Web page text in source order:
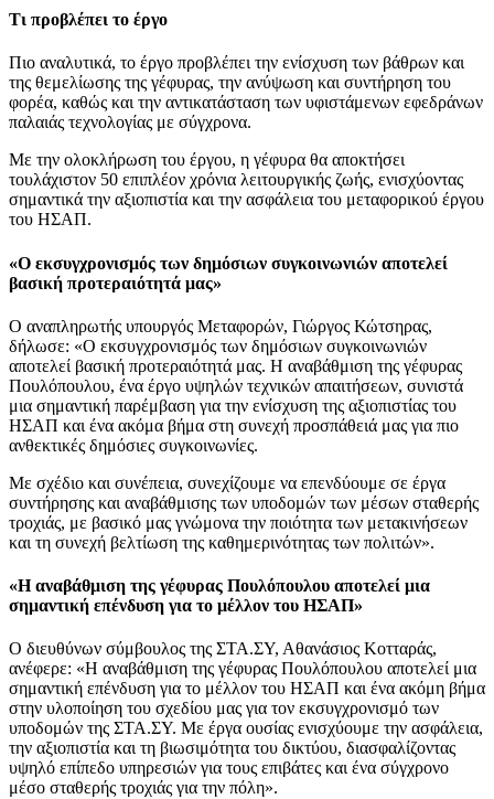
Τι προβλέπει το έργο
Πιο αναλυτικά, το έργο προβλέπει την ενίσχυση των βάθρων και
της θεμελίωσης της γέφυρας, την ανύψωση και συντήρηση του
φορέα, καθώς και την αντικατάσταση των υφιστάμενων εφεδράνων
παλαιάς τεχνολογίας με σύγχρονα.
Με την ολοκλήρωση του έργου, η γέφυρα θα αποκτήσει
τουλάχιστον 50 επιπλέον χρόνια λειτουργικής ζωής, ενισχύοντας
σημαντικά την αξιοπιστία και την ασφάλεια του μεταφορικού έργου
του ΗΣΑΠ.
«Ο εκσυγχρονισμός των δημόσιων συγκοινωνιών αποτελεί
βασική προτεραιότητά μας»
Ο αναπληρωτής υπουργός Μεταφορών, Γιώργος Κώτσηρας,
δήλωσε: «Ο εκσυγχρονισμός των δημόσιων συγκοινωνιών
αποτελεί βασική προτεραιότητά μας. Η αναβάθμιση της γέφυρας
Πουλόπουλου, ένα έργο υψηλών τεχνικών απαιτήσεων, συνιστά
μια σημαντική παρέμβαση για την ενίσχυση της αξιοπιστίας του
ΗΣΑΠ και ένα ακόμα βήμα στη συνεχή προσπάθειά μας για πιο
ανθεκτικές δημόσιες συγκοινωνίες.
Με σχέδιο και συνέπεια, συνεχίζουμε να επενδύουμε σε έργα
συντήρησης και αναβάθμισης των υποδομών των μέσων σταθερής
τροχιάς, με βασικό μας γνώμονα την ποιότητα των μετακινήσεων
και τη συνεχή βελτίωση της καθημερινότητας των πολιτών».
«Η αναβάθμιση της γέφυρας Πουλόπουλου αποτελεί μια
σημαντική επένδυση για το μέλλον του ΗΣΑΠ»
Ο διευθύνων σύμβουλος της ΣΤΑ.ΣΥ, Αθανάσιος Κοτταράς,
ανέφερε: «Η αναβάθμιση της γέφυρας Πουλόπουλου αποτελεί μια
σημαντική επένδυση για το μέλλον του ΗΣΑΠ και ένα ακόμη βήμα
στην υλοποίηση του σχεδίου μας για τον εκσυγχρονισμό των
υποδομών της ΣΤΑ.ΣΥ. Με έργα ουσίας ενισχύουμε την ασφάλεια,
την αξιοπιστία και τη βιωσιμότητα του δικτύου, διασφαλίζοντας
υψηλό επίπεδο υπηρεσιών για τους επιβάτες και ένα σύγχρονο
μέσο σταθερής τροχιάς για την πόλη».